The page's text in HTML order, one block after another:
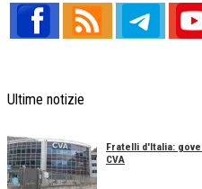
Ultime notizie
Fratelli d'Italia:
CVA